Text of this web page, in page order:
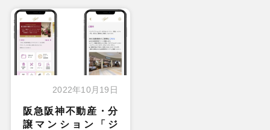
2022年10月19日
阪急阪神不動産・分
譲マンション「ジ